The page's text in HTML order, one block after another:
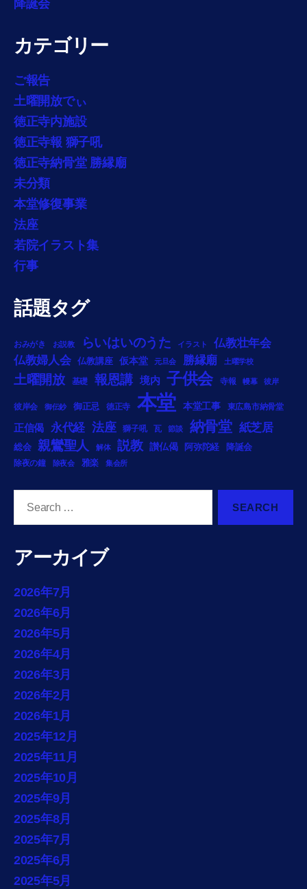
降誕会
カテゴリー
ご報告
土曜開放でぃ
徳正寺内施設
徳正寺報 獅子吼
徳正寺納骨堂 勝縁廟
未分類
本堂修復事業
法座
若院イラスト集
行事
話題タグ
おみがき お説教 らいはいのうた イラスト
仏教壮年会
仏教婦人会
仏教講座 仮本堂 元旦会 勝縁廟 土曜学校
土曜開放 基礎 報恩講 境内 子供会 寺報 幔幕 彼岸
彼岸会 御伝鈔 御正忌 徳正寺 本堂 本堂工事 東広島市納骨堂
正信偈 永代経 法座 獅子吼 瓦 節談 納骨堂 紙芝居
総会 親鸞聖人 解体 説教 讃仏偈 阿弥陀経 降誕会
除夜の鐘 除夜会 雅楽 集会所
アーカイブ
2026年7月
2026年6月
2026年5月
2026年4月
2026年3月
2026年2月
2026年1月
2025年12月
2025年11月
2025年10月
2025年9月
2025年8月
2025年7月
2025年6月
2025年5月